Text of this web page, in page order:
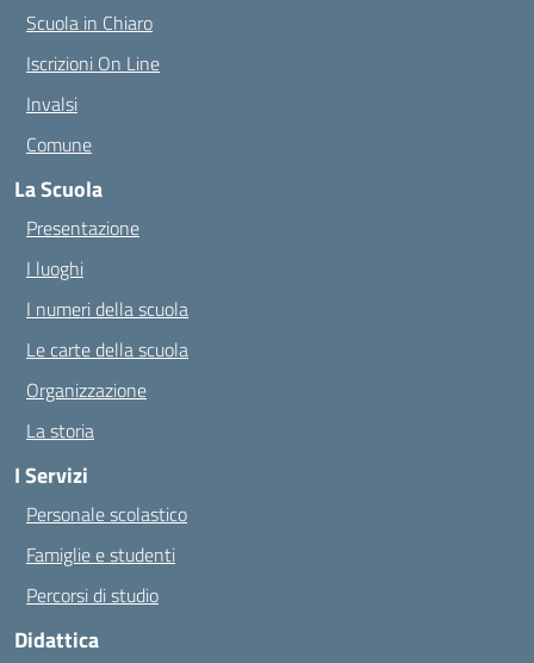
Scuola in Chiaro
Iscrizioni On Line
Invalsi
Comune
La Scuola
Presentazione
I luoghi
I numeri della scuola
Le carte della scuola
Organizzazione
La storia
I Servizi
Personale scolastico
Famiglie e studenti
Percorsi di studio
Didattica